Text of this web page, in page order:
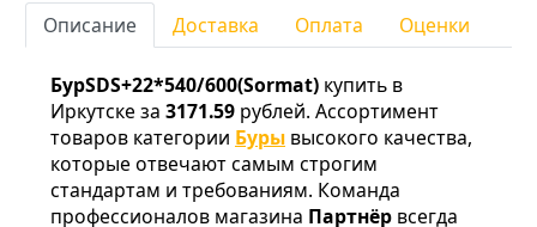
Описание Доставка Оплата Оценки
БурSDS+22*540/600(Sormat) купить в
Иркутске за 3171.59 рублей. Ассортимент
товаров категории Буры высокого качества,
которые отвечают самым строгим
стандартам и требованиям. Команда
профессионалов магазина Партнёр всегда